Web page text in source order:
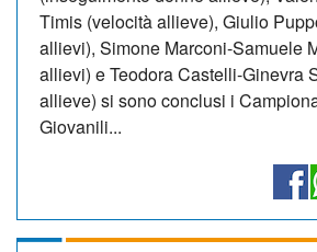
Timis (velocità allieve), Giulio
allievi), Simone Marconi-Samuele
allievi) e Teodora Castelli-Ginevra
allieve) si sono conclusi i
Giovanili...